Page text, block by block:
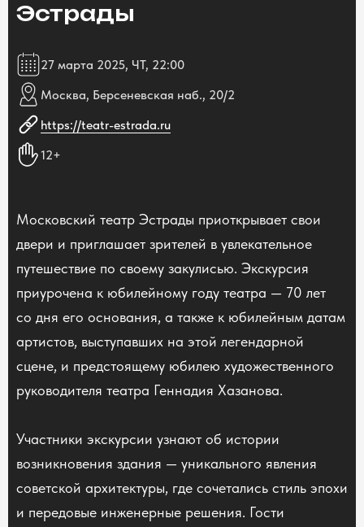
Эстрады
27 марта 2025, ЧТ, 22:00
Москва, Берсеневская наб., 20/2
https://teatr-estrada.ru
12+
Московский театр Эстрады приоткрывает свои
двери и приглашает зрителей в увлекательное
путешествие по своему закулисью. Экскурсия
приурочена к юбилейному году театра — 70 лет
со дня его основания, а также к юбилейным датам
артистов, выступавших на этой легендарной
сцене, и предстоящему юбилею художественного
руководителя театра Геннадия Хазанова.
Участники экскурсии узнают об истории
возникновения здания — уникального явления
советской архитектуры, где сочетались стиль эпохи
и передовые инженерные решения. Гости